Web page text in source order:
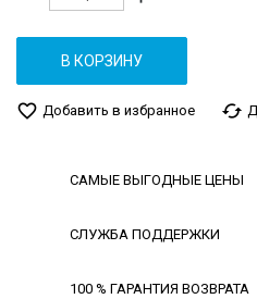
В КОРЗИНУ
favorite_border Добавить в избранное cached
САМЫЕ ВЫГОДНЫЕ ЦЕНЫ
СЛУЖБА ПОДДЕРЖКИ
100 % ГАРАНТИЯ ВОЗВРАТА